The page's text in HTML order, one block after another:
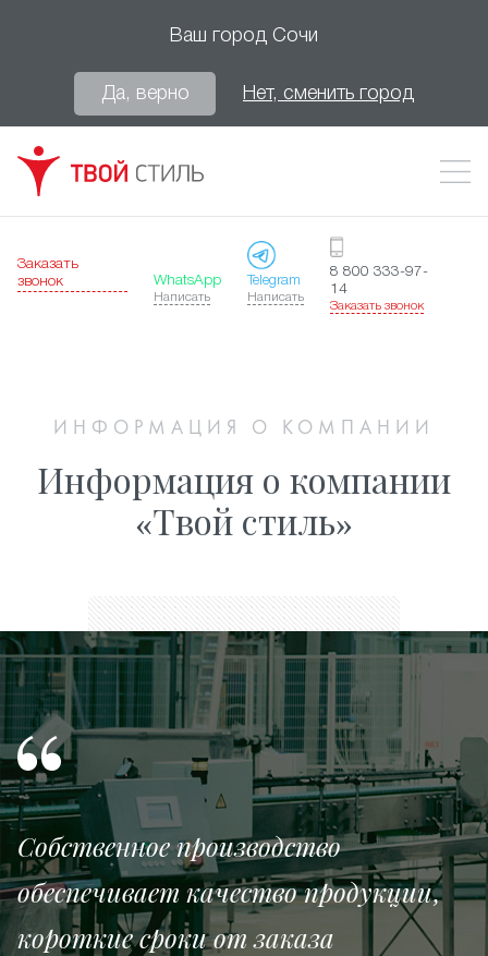
Ваш город Сочи
Да, верно Нет, сменить город
Заказать
звонок
WhatsApp
Написать
Telegram
Написать
8 800 333-97-
14
Заказать звонок
ИНФОРМАЦИЯ О КОМПАНИИ
Информация о компании
«Твой стиль»
Собственное производство
обеспечивает качество продукции,
короткие сроки от заказа